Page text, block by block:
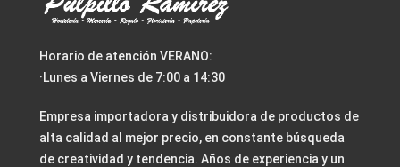
Horario de atención VERANO:
·Lunes a Viernes de 7:00 a 14:30
Empresa importadora y distribuidora de productos de
alta calidad al mejor precio, en constante búsqueda
de creatividad y tendencia. Años de experiencia y un